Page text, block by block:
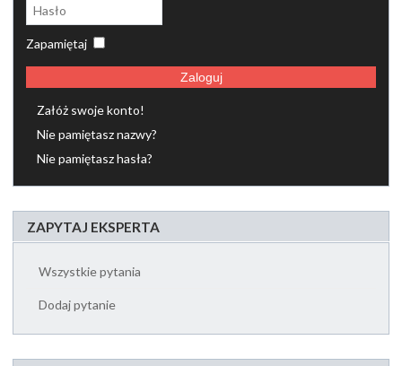
Zapamiętaj
Zaloguj
Załóż swoje konto!
Nie pamiętasz nazwy?
Nie pamiętasz hasła?
ZAPYTAJ EKSPERTA
Wszystkie pytania
Dodaj pytanie